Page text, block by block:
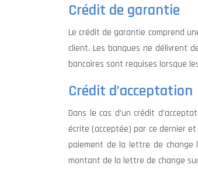
Crédit de garantie
Le crédit de garantie comprend
client. Les banques ne délivrent
bancaires sont requises lorsque
Crédit d’acceptation
Dans le cas d’un crédit
écrite (acceptée) par ce dernier
paiement de la lettre de change
montant de la lettre de change